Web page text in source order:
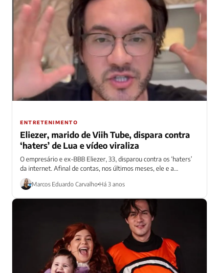
ENTRETENIMENTO
Eliezer, marido de Viih Tube, dispara contra
‘haters’ de Lua e vídeo viraliza
O empresário e ex-BBB Eliezer, 33, disparou contra os ‘haters’
da internet. Afinal de contas, nos últimos meses, ele e a
esposa,...
Marcos Eduardo Carvalho Há 3 anos